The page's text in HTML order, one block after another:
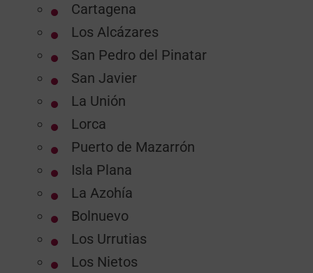
Cartagena
Los Alcázares
San Pedro del Pinatar
San Javier
La Unión
Lorca
Puerto de Mazarrón
Isla Plana
La Azohía
Bolnuevo
Los Urrutias
Los Nietos